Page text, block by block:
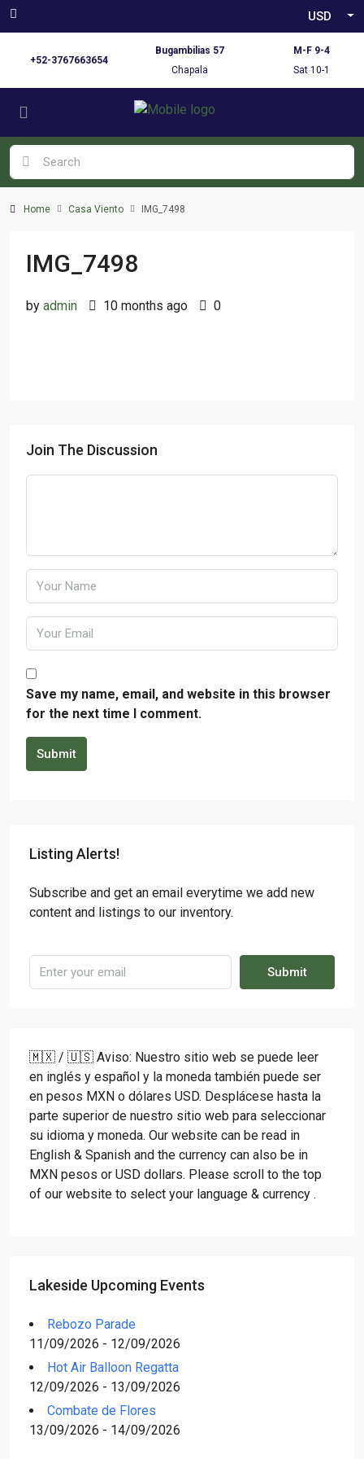
USD
+52-3767663654
Bugambilias 57
Chapala
M-F 9-4
Sat 10-1
Home Casa Viento IMG_7498
IMG_7498
by admin 10 months ago 0
Join The Discussion
Save my name, email, and website in this browser
for the next time I comment.
Submit
Listing Alerts!
Subscribe and get an email everytime we add new
content and listings to our inventory.
Submit
🇲🇽 / 🇺🇸 Aviso: Nuestro sitio web se puede leer
en inglés y español y la moneda también puede ser
en pesos MXN o dólares USD. Desplácese hasta la
parte superior de nuestro sitio web para seleccionar
su idioma y moneda. Our website can be read in
English & Spanish and the currency can also be in
MXN pesos or USD dollars. Please scroll to the top
of our website to select your language & currency .
Lakeside Upcoming Events
Rebozo Parade
11/09/2026 - 12/09/2026
Hot Air Balloon Regatta
12/09/2026 - 13/09/2026
Combate de Flores
13/09/2026 - 14/09/2026